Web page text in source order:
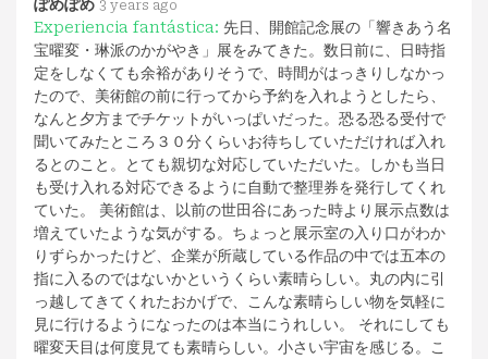
ぽめぽめ 3 years ago
Experiencia fantástica: 先日、開館記念展の「響きあう名
宝曜変・琳派のかがやき」展をみてきた。数日前に、日時指
定をしなくても余裕がありそうで、時間がはっきりしなかっ
たので、美術館の前に行ってから予約を入れようとしたら、
なんと夕方までチケットがいっぱいだった。恐る恐る受付で
聞いてみたところ３０分くらいお待ちしていただければ入れ
るとのこと。とても親切な対応していただいた。しかも当日
も受け入れる対応できるように自動で整理券を発行してくれ
ていた。 美術館は、以前の世田谷にあった時より展示点数は
増えていたような気がする。ちょっと展示室の入り口がわか
りずらかったけど、企業が所蔵している作品の中では五本の
指に入るのではないかというくらい素晴らしい。丸の内に引
っ越してきてくれたおかげで、こんな素晴らしい物を気軽に
見に行けるようになったのは本当にうれしい。 それにしても
曜変天目は何度見ても素晴らしい。小さい宇宙を感じる。こ